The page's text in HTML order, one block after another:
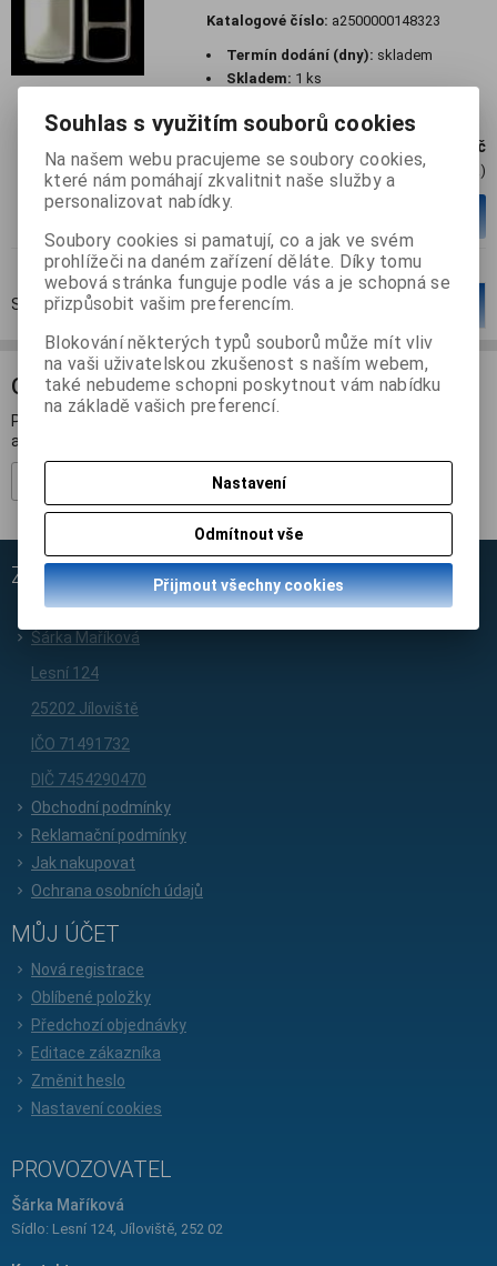
Katalogové číslo: a2500000148323
Termín dodání (dny): skladem
Skladem: 1 ks
299 Kč
247,50 Kč (Cena)
Strana1z1Celkem1záznamů
ODBĚR NOVINEK
Přihlašte se k odběru novinek a buďte informováni o novinkách,
akcích a soutěžích.
ZÁKAZNICKÝ SERVIS
Rychlá objednávka
Šárka Maříková
Lesní 124
25202 Jíloviště
IČO 71491732
DIČ 7454290470
Obchodní podmínky
Reklamační podmínky
Jak nakupovat
Ochrana osobních údajů
MŮJ ÚČET
Nová registrace
Oblíbené položky
Předchozí objednávky
Editace zákazníka
Změnit heslo
Nastavení cookies
PROVOZOVATEL
Šárka Maříková
Sídlo: Lesní 124, Jíloviště, 252 02
Souhlas s využitím souborů cookies
Na našem webu pracujeme se soubory cookies,
které nám pomáhají zkvalitnit naše služby a
personalizovat nabídky.
Soubory cookies si pamatují, co a jak ve svém
prohlížeči na daném zařízení děláte. Díky tomu
webová stránka funguje podle vás a je schopná se
přizpůsobit vašim preferencím.
Blokování některých typů souborů může mít vliv
na vaši uživatelskou zkušenost s naším webem,
také nebudeme schopni poskytnout vám nabídku
na základě vašich preferencí.
Nastavení
Odmítnout vše
Přijmout všechny cookies